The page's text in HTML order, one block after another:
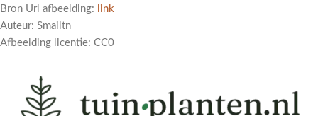
Bron Url afbeelding:
link
Auteur: Smailtn
Afbeelding licentie: CC0